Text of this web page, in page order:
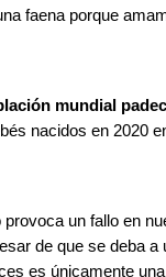
faena porque
mundial
nacidos en 2020
un fallo en
de que se deba a
es únicamente